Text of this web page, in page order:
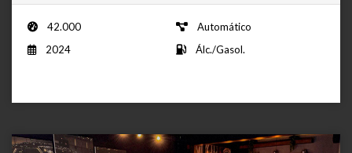
42.000
Automático
2024
Álc./Gasol.